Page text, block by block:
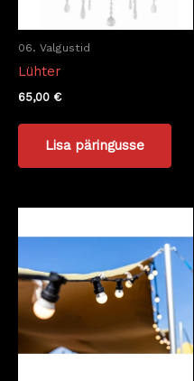
06. Valgustid
Lühter
65,00 €
Lisa päringusse